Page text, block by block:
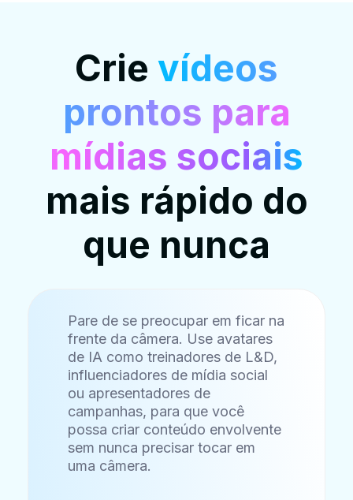
Crie vídeos
prontos para
mídias sociais
mais rápido do
que nunca
Pare de se preocupar em ficar na
frente da câmera. Use avatares
de IA como treinadores de L&D,
influenciadores de mídia social
ou apresentadores de
campanhas, para que você
possa criar conteúdo envolvente
sem nunca precisar tocar em
uma câmera.